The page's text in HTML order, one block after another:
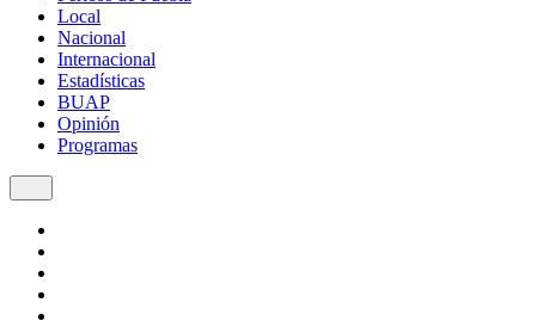
Local
Nacional
Internacional
Estadísticas
BUAP
Opinión
Programas